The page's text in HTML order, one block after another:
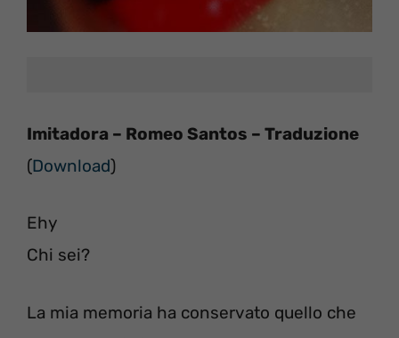
Imitadora – Romeo Santos – Traduzione
(Download)
Ehy
Chi sei?
La mia memoria ha conservato quello che